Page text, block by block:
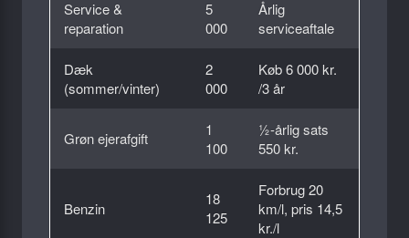
Service &
reparation
5
000
Årlig
serviceaftale
Dæk
(sommer/vinter)
2
000
Køb 6 000 kr.
/3 år
Grøn ejerafgift
1
100
½-årlig sats
550 kr.
Benzin
18
125
Forbrug 20
km/l, pris 14,5
kr./l